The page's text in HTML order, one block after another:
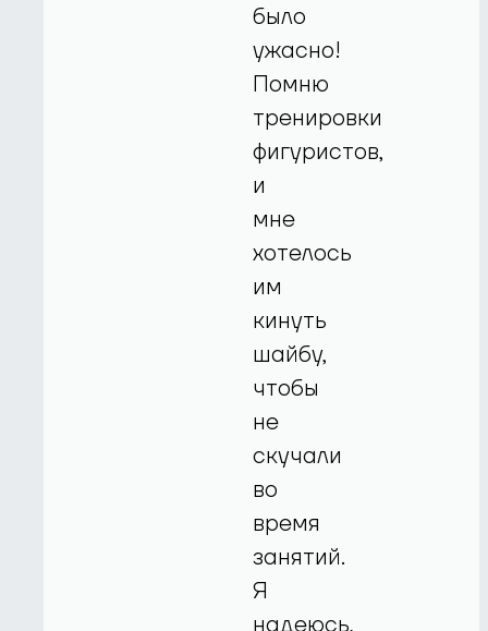
было
ужасно!
Помню
тренировки
фигуристов,
и
мне
хотелось
им
кинуть
шайбу,
чтобы
не
скучали
во
время
занятий.
Я